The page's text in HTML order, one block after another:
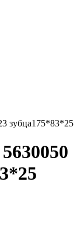
зубца175*83*25